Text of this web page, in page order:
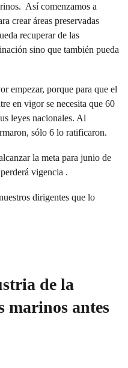
Así comenzamos a
crear áreas preservadas
recuperar de las
sino que también pueda
empezar, porque para que el
en vigor se necesita que 60
leyes nacionales. Al
sólo 6 lo ratificaron.
la meta para junio de
vigencia .
dirigentes que lo
de la
marinos antes